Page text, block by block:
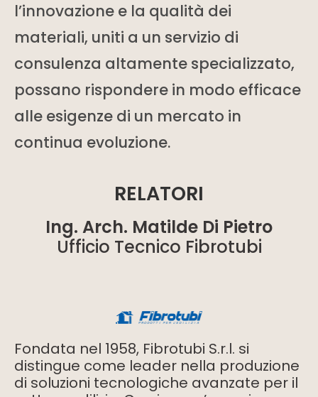
l’innovazione e la qualità dei
materiali, uniti a un servizio di
consulenza altamente specializzato,
possano rispondere in modo efficace
alle esigenze di un mercato in
continua evoluzione.
RELATORI
Ing. Arch. Matilde Di Pietro
Ufficio Tecnico Fibrotubi
Fondata nel 1958, Fibrotubi S.r.l. si
distingue come leader nella produzione
di soluzioni tecnologiche avanzate per il